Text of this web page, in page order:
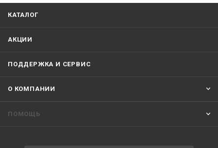
КАТАЛОГ
АКЦИИ
ПОДДЕРЖКА И СЕРВИС
О КОМПАНИИ
ПОМОЩЬ